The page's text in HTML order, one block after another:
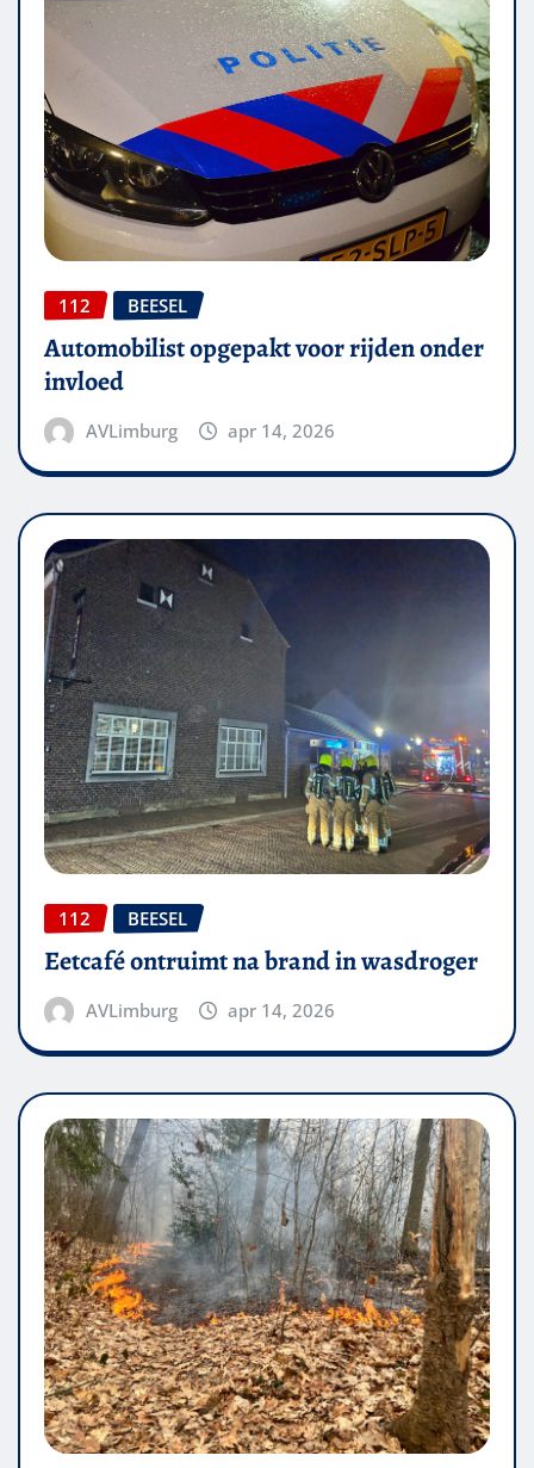
112 BEESEL
Automobilist opgepakt voor rijden onder
invloed
AVLimburg apr 14, 2026
112 BEESEL
Eetcafé ontruimt na brand in wasdroger
AVLimburg apr 14, 2026